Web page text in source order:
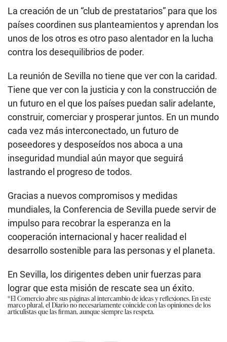
La creación de un “club de prestatarios” para que los
países coordinen sus planteamientos y aprendan los
unos de los otros es otro paso alentador en la lucha
contra los desequilibrios de poder.
La reunión de Sevilla no tiene que ver con la caridad.
Tiene que ver con la justicia y con la construcción de
un futuro en el que los países puedan salir adelante,
construir, comerciar y prosperar juntos. En un mundo
cada vez más interconectado, un futuro de
poseedores y desposeídos nos aboca a una
inseguridad mundial aún mayor que seguirá
lastrando el progreso de todos.
Gracias a nuevos compromisos y medidas
mundiales, la Conferencia de Sevilla puede servir de
impulso para recobrar la esperanza en la
cooperación internacional y hacer realidad el
desarrollo sostenible para las personas y el planeta.
En Sevilla, los dirigentes deben unir fuerzas para
lograr que esta misión de rescate sea un éxito.
*El Comercio abre sus páginas al intercambio de ideas y reflexiones. En este
marco plural, el Diario no necesariamente coincide con las opiniones de los
articulistas que las firman, aunque siempre las respeta.